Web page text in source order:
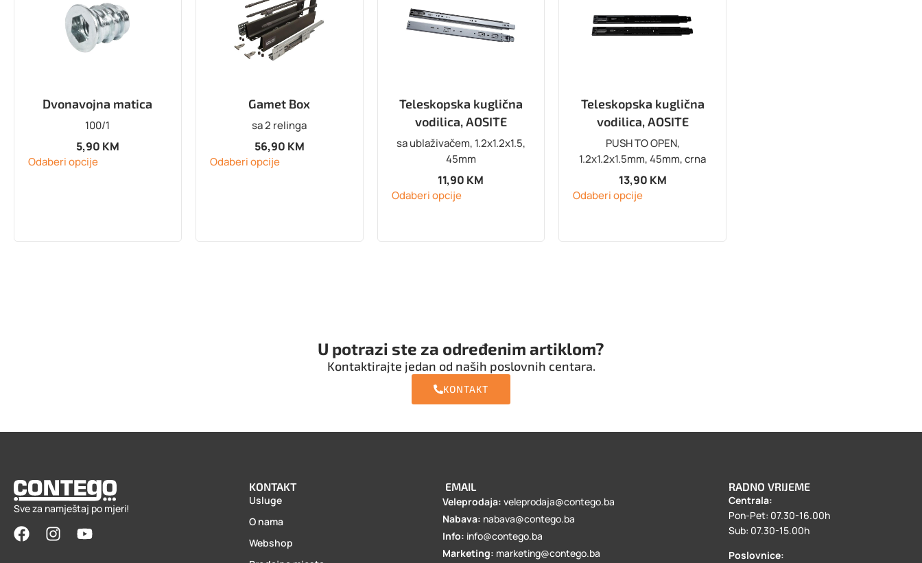
Dvonavojna matica
100/1
5,90 KM
Odaberi opcije
Gamet Box
sa 2 relinga
56,90 KM
Odaberi opcije
Teleskopska kuglična
vodilica, AOSITE
sa ublaživačem, 1.2x1.2x1.5,
45mm
11,90 KM
Odaberi opcije
Teleskopska kuglična
vodilica, AOSITE
PUSH TO OPEN,
1.2x1.2x1.5mm, 45mm, crna
13,90 KM
Odaberi opcije
U potrazi ste za određenim artiklom?
Kontaktirajte jedan od naših poslovnih centara.
KONTAKT
Sve za namještaj po mjeri!
KONTAKT
Usluge
O nama
Webshop
EMAIL
Veleprodaja:veleprodaja@contego.ba
Nabava: nabava@contego.ba
Info: info@contego.ba
Marketing: marketing@contego.ba
RADNO VRIJEME
Centrala:
Pon-Pet: 07.30-16.00h
Sub: 07.30-15.00h
Poslovnice: